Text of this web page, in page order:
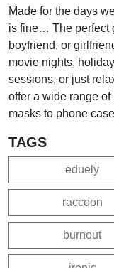
Made for the days
is fine… The perfect
boyfriend, or
movie nights,
sessions, or just
offer a wide range of
masks to phone
TAGS
eduely
raccoon
burnout